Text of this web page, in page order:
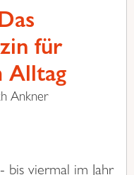
für
Alltag
Ankner
viermal im Jahr